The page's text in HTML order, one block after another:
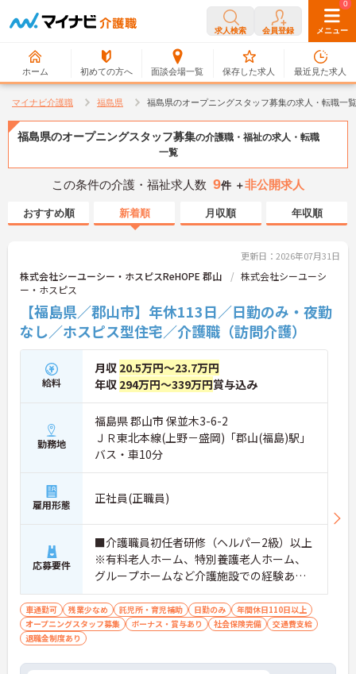
求人検索 会員登録 メニュー
ホーム 初めての方へ 面談会場一覧
0
保存した求人
0
最近見た求人
マイナビ介護職 福島県 福島県のオープニングスタッフ募集の求人・転職一覧
福島県のオープニングスタッフ募集の介護職・福祉の求人・転職
一覧
この条件の介護・福祉求人数 9件 ＋非公開求人
おすすめ順 新着順 月収順 年収順
更新日：2026年07月31日
株式会社シーユーシー・ホスピスReHOPE 郡山
株式会社シーユーシ
ー・ホスピス
【福島県／郡山市】年休113日／日勤のみ・夜勤
なし／ホスピス型住宅／介護職（訪問介護）
給料
月収 20.5万円～23.7万円
年収 294万円～339万円賞与込み
勤務地
福島県 郡山市 保並木3-6-2
ＪＲ東北本線(上野－盛岡)「郡山(福島)駅」
バス・車10分
雇用形態 正社員(正職員)
応募要件
■介護職員初任者研修（ヘルパー2級）以上
※有料老人ホーム、特別養護老人ホーム、
グループホームなど介護施設での経験ある
方歓迎 ※ホスピス勤務（訪問介護）や「看
取り」が初めての方も可
車通勤可 残業少なめ 託児所・育児補助 日勤のみ
年間休日110日以上
オープニングスタッフ募集
ボーナス・賞与あり 社会保険完備
交通費支給
退職金制度あり